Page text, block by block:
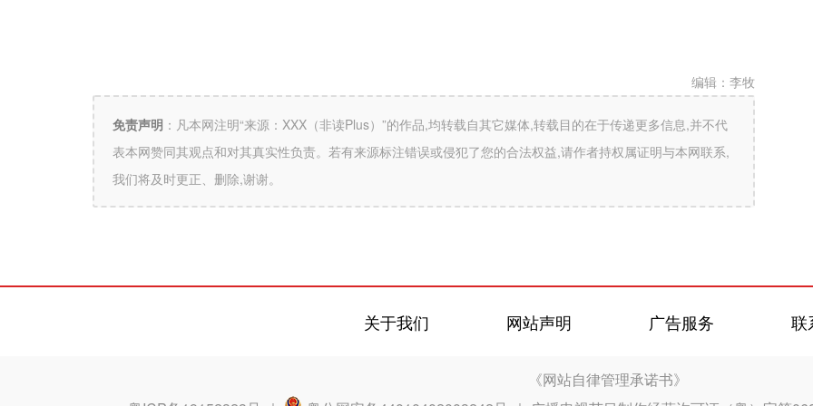
编辑： 李牧
免责声明 ： 凡本网注明“来源：XXX（非读Plus）”的作品,均转载自其它媒体,转载目的在于传递更多信息,并不代
表本网赞同其观点和对其真实性负责。若有来源标注错误或侵犯了您的合法权益,请作者持权属证明与本网联系,
我们将及时更正、删除,谢谢。
关于我们 网站声明 广告服务 联
《网站自律管理承诺书》